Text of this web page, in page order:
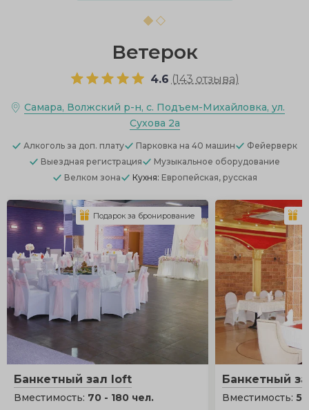
Ветерок
4.6 (143 отзыва)
Самара, Волжский р-н, с. Подъем-Михайловка, ул.
Сухова 2а
Алкоголь за доп. плату Парковка на 40 машин
Фейерверк
Выездная регистрация
Музыкальное оборудование
Велком зона
Кухня: Европейская, русская
Банкетный зал loft
Вместимость: 70 - 180 чел.
Подарок за бронирование
Банкетный
Вместимость: